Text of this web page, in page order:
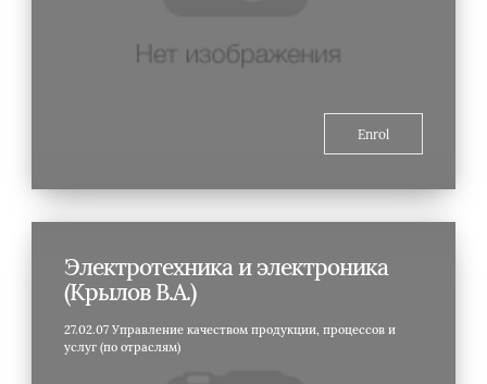
Enrol
Электротехника и электроника
(Крылов В.А.)
27.02.07 Управление качеством продукции, процессов и
услуг (по отраслям)